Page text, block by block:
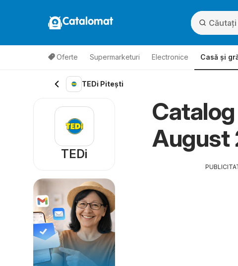
Catalomat
Oferte Supermarketuri Electronice Casă și
TEDi Pitești
August
TEDi